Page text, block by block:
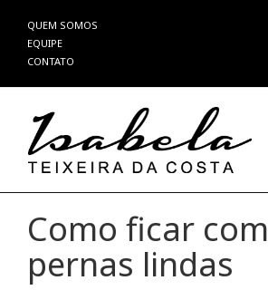
Pular
para
o
QUEM SOMOS
EQUIPE
CONTATO
Como ficar com
pernas lindas